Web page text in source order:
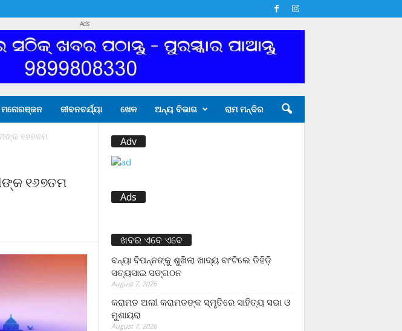
Ads
ମନୋରଞ୍ଜନ ଜୀବନଚର୍ଯ୍ୟା ଖେଳ ଅନ୍ୟ ବିଭାଗ ରାମ ମନ୍ଦିର
୧୬୭ତମ
୧୬୭ତମ
Adv
Ads
ଖବର ଏବେ ଏବେ
ବନ୍ୟା ବିପନ୍ନଙ୍କୁ ଶୁଖିଲା ଖାଦ୍ୟ ବାଂଟିଲେ ତିହିଡି଼
ସତ୍ୟସାଇ ସଙ୍ଗଠନ
August 7, 2026
କରାମତ ଅଲୀ କରାମତଙ୍କ ସ୍ମୃତିରେ ସାହିତ୍ୟ ସଭା ଓ
ମୁଶାୟରା
August 7, 2026